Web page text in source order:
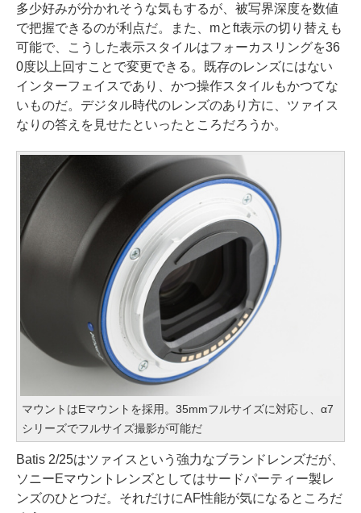
多少好みが分かれそうな気もするが、被写界深度を数値
で把握できるのが利点だ。また、mとft表示の切り替えも
可能で、こうした表示スタイルはフォーカスリングを36
0度以上回すことで変更できる。既存のレンズにはない
インターフェイスであり、かつ操作スタイルもかつてな
いものだ。デジタル時代のレンズのあり方に、ツァイス
なりの答えを見せたといったところだろうか。
マウントはEマウントを採用。35mmフルサイズに対応し、α7
シリーズでフルサイズ撮影が可能だ
Batis 2/25はツァイスという強力なブランドレンズだが、
ソニーEマウントレンズとしてはサードパーティー製レ
ンズのひとつだ。それだけにAF性能が気になるところだ